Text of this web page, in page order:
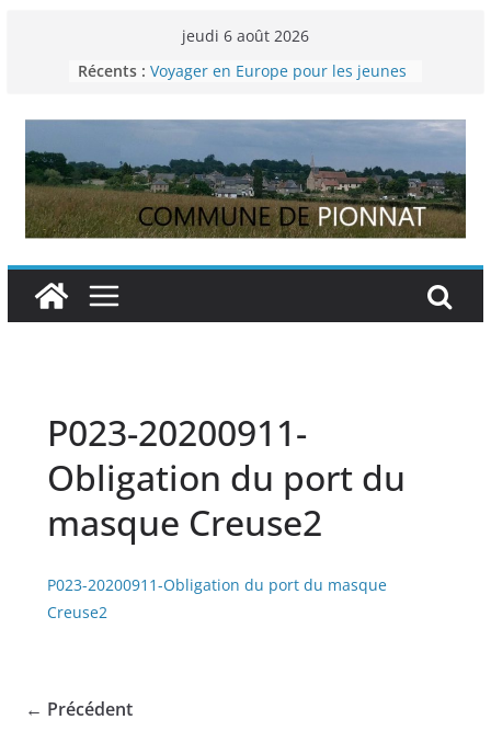
jeudi 6 août 2026
Récents : Voyager en Europe pour les jeunes
Liste des délibérations du conseil
municipal en date du 5/12/2024
Liste des délibérations du conseil
municipal du 29 novembre 2024
Permanence France Lyme
P023-20200911-
Obligation du port du
masque Creuse2
P023-20200911-Obligation du port du masque
Creuse2
← Précédent